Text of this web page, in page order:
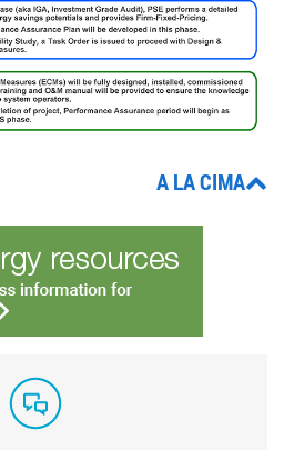
A LA CIMA